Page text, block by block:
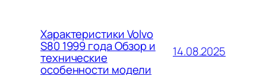
Характеристики Volvo
S80 1999 года Обзор и
технические
особенности модели
14.08.2025